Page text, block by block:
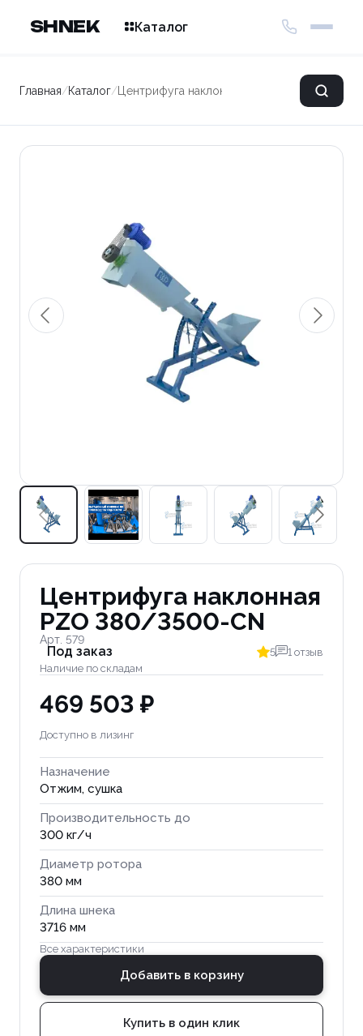
SHNEK Каталог
Главная/Каталог/ Центрифуга наклонная PZO 380/3500-CN
Центрифуга наклонная
PZO 380/3500-CN
Арт. 579
Под заказ
Наличие по складам
5 1 отзыв
469 503 ₽
Доступно в лизинг
Назначение
Отжим, сушка
Производительность до
300 кг/ч
Диаметр ротора
380 мм
Длина шнека
3716 мм
Все характеристики
Добавить в корзину
Купить в один клик